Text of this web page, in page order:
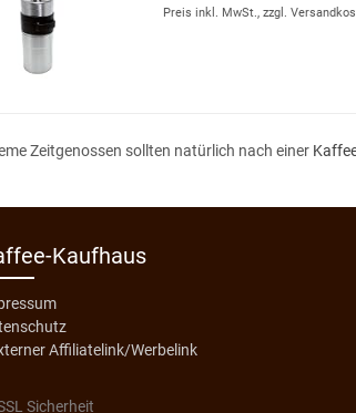
Preis inkl. MwSt., zzgl.
Zeitgenossen sollten natürlich nach einer
Kaufhaus
Affiliatelink/Werbelink